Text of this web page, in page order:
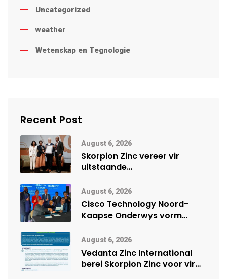
Uncategorized
weather
Wetenskap en Tegnologie
Recent Post
August 6, 2026
Skorpion Zinc vereer vir
uitstaande
Namibië Mynbou Ekspo
August 6, 2026
Cisco Technology Noord-
Kaapse Onderwys vorm
vennootskap
August 6, 2026
Vedanta Zinc International
berei Skorpion Zinc voor vir